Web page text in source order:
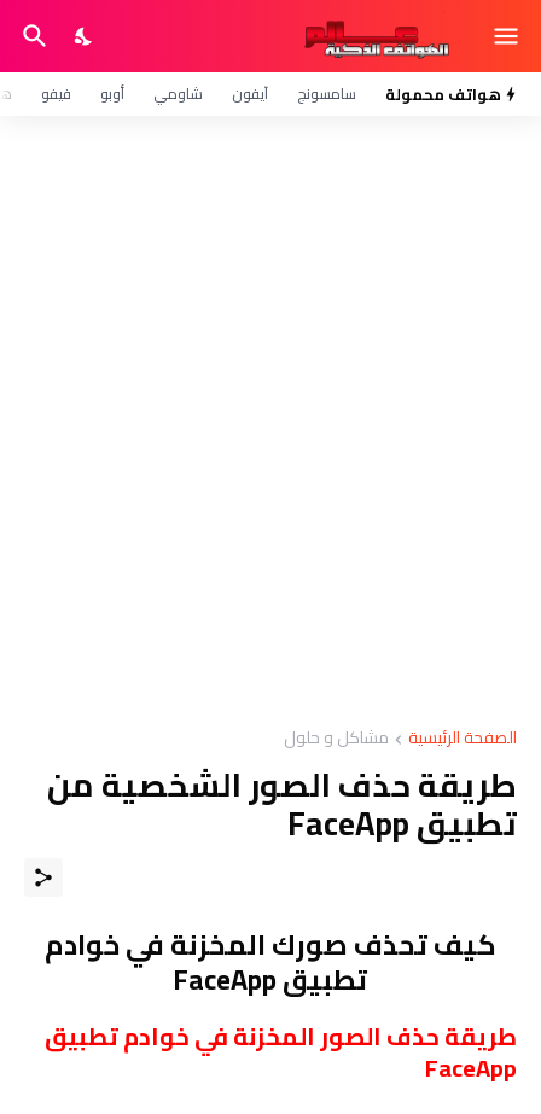
هواتف محمولة سامسونج آيفون شاومي أوبو فيفو
الصفحة الرئيسية مشاكل و حلول
طريقة حذف الصور الشخصية من
تطبيق FaceApp
كيف تحذف صورك المخزنة في خوادم
تطبيق FaceApp
طريقة حذف الصور المخزنة في خوادم تطبيق
FaceApp